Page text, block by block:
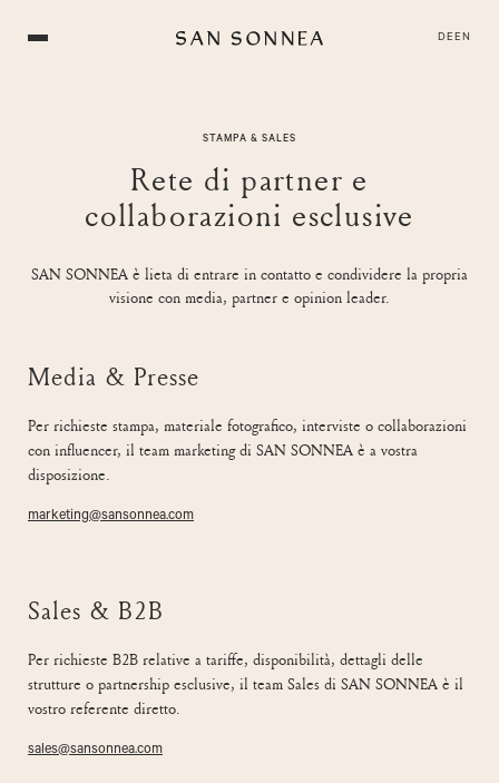
DEEN
STAMPA & SALES
Rete di partner e
collaborazioni esclusive
SAN SONNEA è lieta di entrare in contatto e condividere la propria
visione con media, partner e opinion leader.
Media & Presse
Per richieste stampa, materiale fotografico, interviste o collaborazioni
con influencer, il team marketing di SAN SONNEA è a vostra
disposizione.
marketing@sansonnea.com
Sales & B2B
Per richieste B2B relative a tariffe, disponibilità, dettagli delle
strutture o partnership esclusive, il team Sales di SAN SONNEA è il
vostro referente diretto.
sales@sansonnea.com